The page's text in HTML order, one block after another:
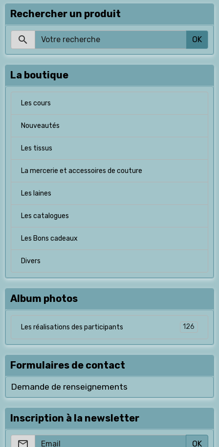
Rechercher un produit
OK
La boutique
Les cours
Nouveautés
Les tissus
La mercerie et accessoires de couture
Les laines
Les catalogues
Les Bons cadeaux
Divers
Album photos
Les réalisations des participants 126
Formulaires de contact
Demande de renseignements
Inscription à la newsletter
OK